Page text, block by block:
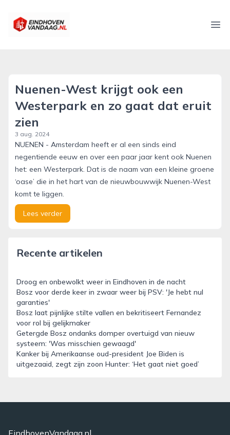
eindhovenvandaag.nl
Nuenen-West krijgt ook een
Westerpark en zo gaat dat eruit
zien
3 aug. 2024
NUENEN - Amsterdam heeft er al een sinds eind
negentiende eeuw en over een paar jaar kent ook Nuenen
het: een Westerpark. Dat is de naam van een kleine groene
‘oase’ die in het hart van de nieuwbouwwijk Nuenen-West
komt te liggen.
Lees verder
Recente artikelen
Droog en onbewolkt weer in Eindhoven in de nacht
Bosz voor derde keer in zwaar weer bij PSV: 'Je hebt nul
garanties'
Bosz laat pijnlijke stilte vallen en bekritiseert Fernandez
voor rol bij gelijkmaker
Getergde Bosz ondanks domper overtuigd van nieuw
systeem: 'Was misschien gewaagd'
Kanker bij Amerikaanse oud-president Joe Biden is
uitgezaaid, zegt zijn zoon Hunter: ‘Het gaat niet goed’
EindhovenVandaag.nl